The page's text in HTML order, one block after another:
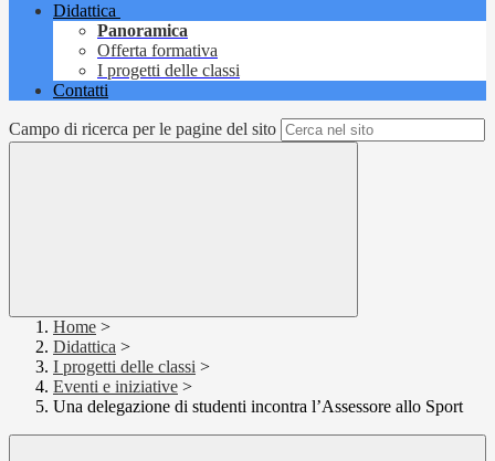
Didattica
Panoramica
Offerta formativa
I progetti delle classi
Contatti
Campo di ricerca per le pagine del sito
Home >
Didattica >
I progetti delle classi >
Eventi e iniziative >
Una delegazione di studenti incontra l’Assessore allo Sport